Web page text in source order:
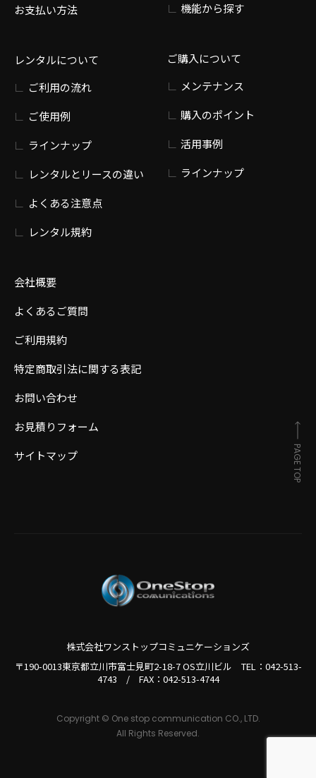
お支払い方法
レンタルについて
ご利用の流れ
ご使用例
ラインナップ
レンタルとリースの違い
よくある注意点
レンタル規約
会社概要
よくあるご質問
ご利用規約
特定商取引法に関する表記
お問い合わせ
お見積りフォーム
サイトマップ
機能から探す
ご購入について
メンテナンス
購入のポイント
活用事例
ラインナップ
株式会社ワンストップコミュニケーションズ
〒190-0013東京都立川市富士見町2-18-7 OS立川ビル TEL： 042-513-
4743 / FAX：042-513-4744
Copyright © One stop communication CO., LTD.
All Rights Reserved.
PAGE TOP